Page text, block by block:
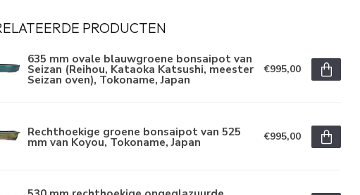
PRODUCTEN
635 mm ovale blauwgroene bonsaipot van
Seizan (Reihou, Kataoka Katsushi, meester
Seizan oven), Tokoname, Japan
€995,00
Rechthoekige groene bonsaipot van 525
mm van Koyou, Tokoname, Japan €995,00